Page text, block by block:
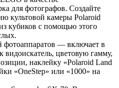
для фотографов. Создайте
культовой камеры Polaroid
кубиков с помощью этого
фотоаппаратов — включает в
видоискатель, цветовую гамму,
наклейку «Polaroid Land
«OneStep» или «1000» на